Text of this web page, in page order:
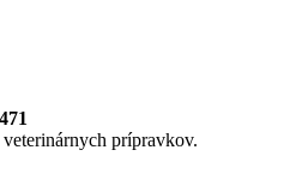
veterinárnych prípravkov.